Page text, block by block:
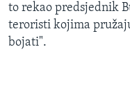
to rekao predsjednik
teroristi kojima
bojati".